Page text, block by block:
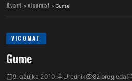
Kvart » vicomat » Gume
VICOMAT
Gume
9. ožujka 2010. Urednik 82 pregleda